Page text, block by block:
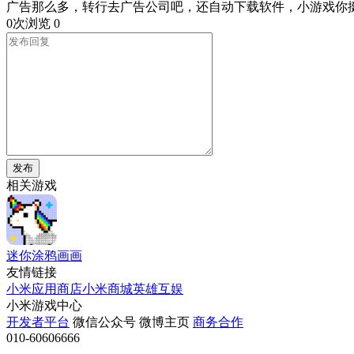
广告那么多，转行去广告公司吧，还自动下载软件，小游戏你
0次浏览 0
发布
相关游戏
迷你涂鸦画画
友情链接
小米应用商店小米商城英雄互娱
小米游戏中心
开发者平台 微信公众号 微博主页 商务合作
010-60606666